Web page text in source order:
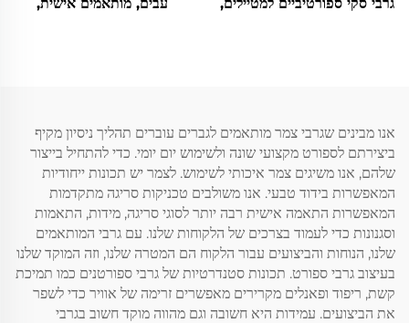
אנו מבינים שגרבי צמר מותאמים לגברים עוברים תהליך ניסיון מקיף
ביצירתם לספורט מקצועי שונה ולשימוש יום יומי. כדי להתחיל בייצור
שלהם, אנו משיגים צמר איכותי לשימוש. לצמר יש תכונות ייחודיות
המאפשרות בידוד טבעי. אנו משולבים טכניקות סריגה מתקדמות
המאפשרות התאמה אישית רבה יותר לסוגי סריגה, מידות, התאמות
וסגנונות כדי לעמוד בצרכים של הלקוחות שלנו. עם גרבי המותאמים
שלנו, הנוחות והביצועים עבור הלקוח הם המטרה שלנו, וזה המוקד שלנו
בעיצוב גרבי ספורט. תכונות סטנדרטיות של גרבי ספורטנים כמו תמיכת
קשת, ריפוד ופאנלים מקרירים מאפשרים זרימה של אוויר כדי לשפר
את הביצועים. עמידות היא חשובה וגם מהווה מוקד חשוב בגרבי